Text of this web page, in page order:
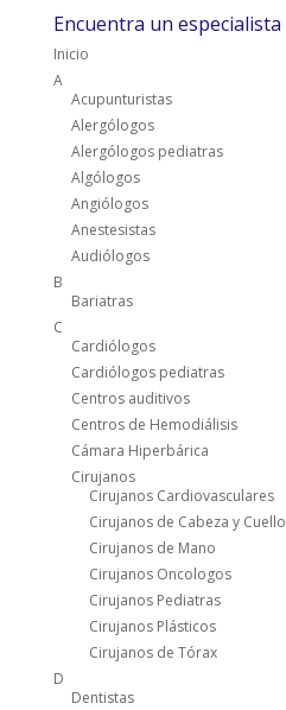
Encuentra un especialista
Inicio
A
Acupunturistas
Alergólogos
Alergólogos pediatras
Algólogos
Angiólogos
Anestesistas
Audiólogos
B
Bariatras
C
Cardiólogos
Cardiólogos pediatras
Centros auditivos
Centros de Hemodiálisis
Cámara Hiperbárica
Cirujanos
Cirujanos Cardiovasculares
Cirujanos de Cabeza y Cuello
Cirujanos de Mano
Cirujanos Oncologos
Cirujanos Pediatras
Cirujanos Plásticos
Cirujanos de Tórax
D
Dentistas